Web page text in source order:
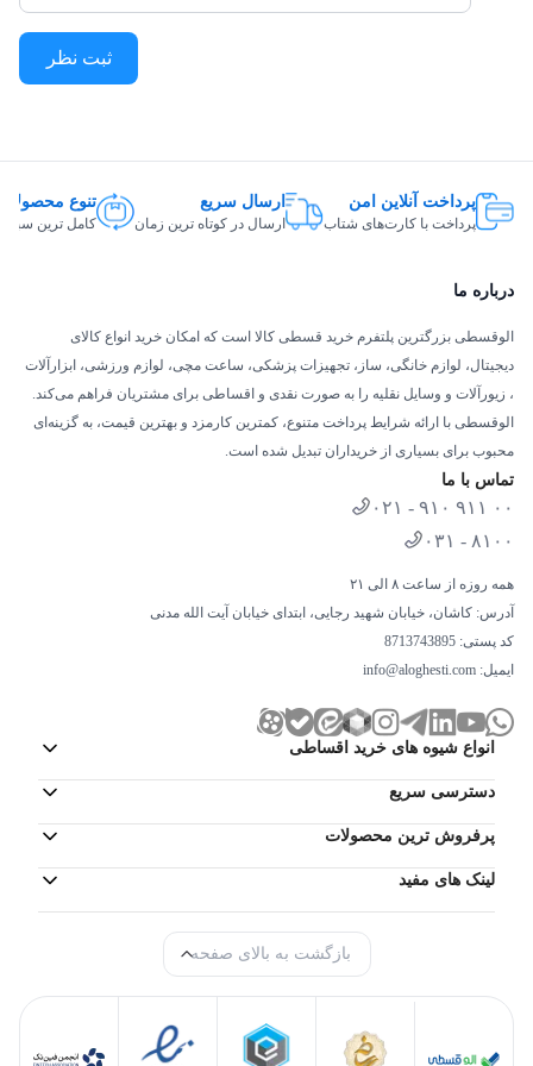
که مواد غذایی کمتری برای نگهداری در یخچال دارید.
خاموش نمودن یخچال در هنگام سفر و کارکرد
فعالیت حالت معمول یخچال و فریزر به صورت
همزمان اما مستقل
محفظه مخصوص میوه و سبزیجات با قابلیت کنترل
از دیگر مزیت‌های خرید یخچال و فریزر 22 فوت هیمالیا
مدل کمبی Five Mode هوم‌باردار TNCom53008h وجود
یک محفظه هوشمند میوه و سبزیجات است. این
محفظه به سنسور کنترل رطوبت مجهز بوده و این
قابلیت را خواهید داشت تا میوه و سبزیجات خود را به
مدت طولانی‌تر و با طراوت بیشتر نگهداری کنید.
بهره گیری از آب‌سردکن و یخساز نیمه اتوماتیک:
از دیگر مزیت‌های خرید این محصول، وجود یک
آب‌سردکن است. این آب‌سردکن در بدنه این محصول
این آب‌سردکن استفاده کنید. وجود یک یخساز از نوع
استفاده از این محصول داشته باشید.
آب‌سردکن و یخساز نیمه اتوماتیک، هر دو قابلیت اتصال
به آب شهری را دارند و در استفاده از آنها دغدغه‌ای
نخواهید داشت. آب‌سردکن و یخساز نیمه اتوماتیک، یک
منبع آب دارند و هرچند وقت یکبار می‌توانید بسته به
نیازتان، منبع را پر کنید.
ثبت نظر
پرداخت آنلاین امن
پرداخت با کارت‌های شتاب
ارسال سریع
ارسال در کوتاه ترین زمان
تنوع
کامل ترین سبد
تماس با ما
۰۲۱ - ۹۱۰ ۹۱۱ ۰۰
۰۳۱ - ۸۱۰۰
همه روزه از ساعت ۸ الی ۲۱
آدرس: کاشان، خیابان شهید رجایی، ابتدای خیابان آیت الله مدنی
کد پستی: 8713743895
ایمیل: info@aloghesti.com
انواع شیوه های خرید اقساطی
دسترسی سریع
پرفروش ترین محصولات
لینک های مفید
درباره ما
الوقسطی بزرگترین پلتفرم خرید قسطی کالا است که امکان خرید انواع کالای
دیجیتال، لوازم خانگی، ساز، تجهیزات پزشکی، ساعت مچی، لوازم ورزشی، ابزارآلات
، زیورآلات و وسایل نقلیه را به صورت نقدی و اقساطی برای مشتریان فراهم می‌کند.
الوقسطی با ارائه شرایط پرداخت متنوع، کمترین کارمزد و بهترین قیمت، به گزینه‌ای
محبوب برای بسیاری از خریداران تبدیل شده است.
بازگشت به بالای صفحه